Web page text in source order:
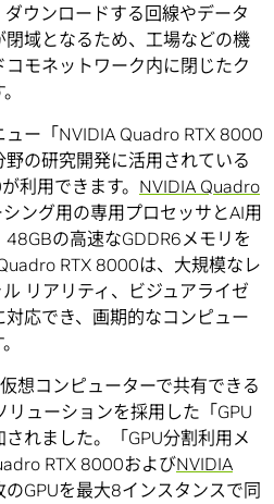
ウンロードする回線やデータ
域となるため、工場などの機
モネットワーク内に閉じたク
ー「NVIDIA Quadro RTX 8000
の研究開発に活用されている
利用できます。 NVIDIA Quadro
ング用の専用プロセッサとAI用
の高速なGDDR6メモリを
RTX 8000は、大規模なレ
リアリティ、ビジュアライゼ
応でき、画期的なコンピュー
想コンピューターで共有できる
リューションを採用した「GPU
れました。「GPU分割利用メ
RTX 8000およびNVIDIA
GPUを最大8インスタンスで同